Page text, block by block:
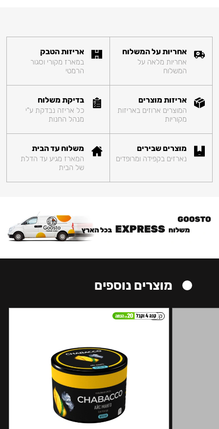
אחריות על המשלוח
אחריות מלאה על
המשלוח
אריזות הטבק
במארז מקורי וסגור
הרמטי
אריזות מוצרים
המוצרים ארוזים באריזות
מקוריות
בדיקת משלוח
כל אריזה נבדקת ע"י
מנהל החנות
מוצרים שבירים
נארזים בקפידה ומרופדים
משלוח עד הבית
המארז מגיע עד הדלת
של הבית
מוצרים נוספים
קל